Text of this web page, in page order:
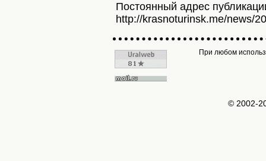
Постоянный адрес
http://krasnoturinsk.me/news/
При любом
© 2002-